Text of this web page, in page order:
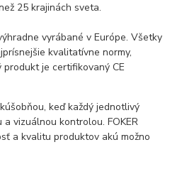
25 krajinách sveta.
vyrábané v Európe. Všetky
kvalitatívne normy,
produkt je certifikovaný CE
keď každý jednotlivý
vizuálnou kontrolou. FOKER
a kvalitu produktov akú možno